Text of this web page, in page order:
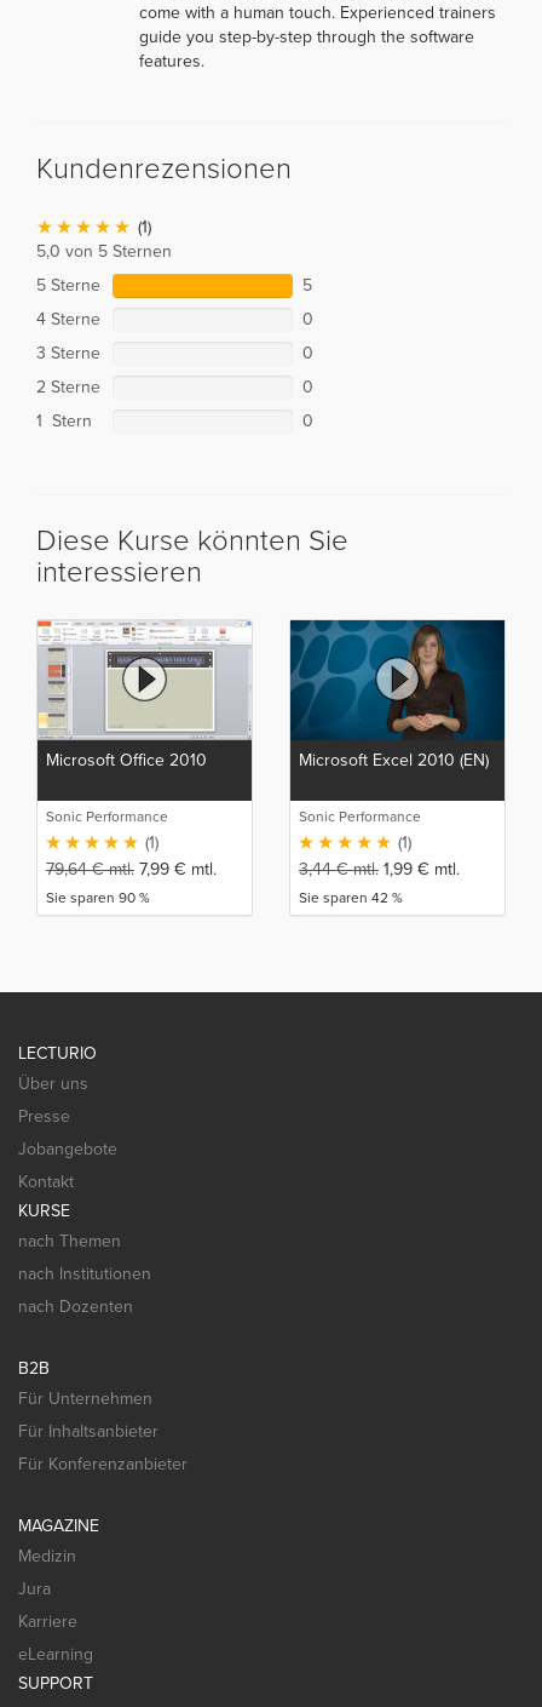
come with a human touch. Experienced trainers
guide you step-by-step through the software
features.
Kundenrezensionen
(1)
5,0 von 5 Sternen
5 Sterne
5
4 Sterne
0
3 Sterne
0
2 Sterne
0
1 Stern
0
Diese Kurse könnten Sie
interessieren
Microsoft Office 2010
Sonic Performance
(1)
79,64€mtl. 7,99 € mtl.
Sie sparen 90 %
Microsoft Excel 2010 (EN)
Sonic Performance
(1)
3,44€mtl. 1,99 € mtl.
Sie sparen 42 %
LECTURIO
Über uns
Presse
Jobangebote
Kontakt
KURSE
nach Themen
nach Institutionen
nach Dozenten
B2B
Für Unternehmen
Für Inhaltsanbieter
Für Konferenzanbieter
MAGAZINE
Medizin
Jura
Karriere
eLearning
SUPPORT